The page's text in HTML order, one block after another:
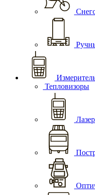
Тепловизоры